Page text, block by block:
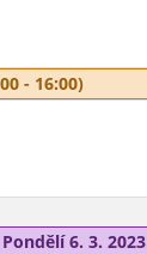
- 16:00)
Pondělí 6. 3. 2023